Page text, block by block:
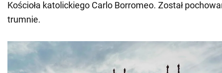
Kościoła katolickiego Carlo Borromeo. Został
trumnie.